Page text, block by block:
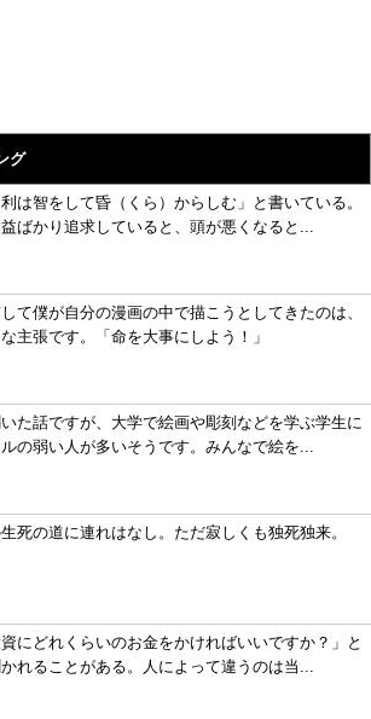
グ
は智をして昏（くら）からしむ」と書いている。
ばかり追求していると、頭が悪くなると...
て僕が自分の漫画の中で描こうとしてきたのは、
主張です。「命を大事にしよう！」
た話ですが、大学で絵画や彫刻などを学ぶ学生に
の弱い人が多いそうです。みんなで絵を...
死の道に連れはなし。ただ寂しくも独死独来。
資にどれくらいのお金をかければいいですか？」と
れることがある。人によって違うのは当...